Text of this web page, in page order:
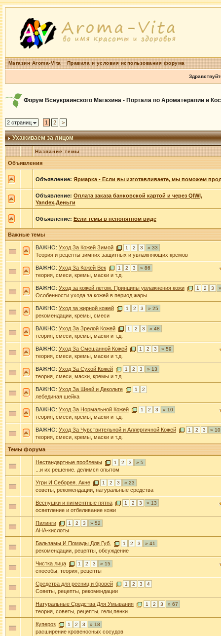
Магазин Aroma-Vita Правила и условия использования форума
Форум Всеукраинского Магазина - Портала по Ароматерапии и
2 страниц 1 2 >
Ухаживаем за лицом
Название темы
Объявления
Объявление: Ярмарка - Если вы изготавливаете, мы поможем
Объявление: Оплата заказа банковской картой и через QIWI,
Yandex.Деньги
Объявление: Если темы в непонятном виде
Важные темы
ВАЖНО: Уход За Кожей Зимой 1 2 3 » 33
Теория и рецепты зимних защитных и увлажняющих кремов
ВАЖНО: Уход За Кожей Век 1 2 3 » 86
теория, смеси, кремы, маски и т.д.
ВАЖНО: Уход за кожей летом. Принципы увлажнения кожи 1 2 3
Особенности ухода за кожей в период жары
ВАЖНО: Уход за жирной кожей 1 2 3 » 25
рекомендации, кремы, смеси
ВАЖНО: Уход За Зрелой Кожей 1 2 3 » 48
теория, смеси, кремы, маски и т.д.
ВАЖНО: Уход За Смешанной Кожей 1 2 3 » 59
теория, смеси, кремы, маски и т.д.
ВАЖНО: Уход За Сухой Кожей 1 2 3 » 13
теория, смеси, маски, кремы и т.д.
ВАЖНО: Уход За Шеей и Декольте 1 2
лебединая шейка
ВАЖНО: Уход За Нормальной Кожей 1 2 3 » 10
теория, смеси, кремы, маски и т.д.
ВАЖНО: Уход За Чувствительной и Аллергичной Кожей 1 2 3 » 10
теория, смеси, кремы, маски и т.д.
Темы форума
Нестандартные проблемы 1 2 3 » 5
...и их решение. делимся опытом
Угри И Себорея. Акне 1 2 3 » 23
советы, рекомендации, натуральные средства
Веснушки и пигментные пятна 1 2 3 » 13
осветление и отбеливание кожи
Пилинги 1 2 3 » 52
АНА-кислоты
Бальзамы И Помады Для Губ. 1 2 3 » 41
рекомендации, рецепты, обсуждение
Чистка лица 1 2 3 » 15
способы, теория, рецепты
Средства для ресниц и бровей 1 2 3 4
Советы, рецепты, рекомендации
Натуральные Средства Для Умывания 1 2 3 » 67
теория, советы, рецепты, гели,пенки
Купероз 1 2 3 » 18
расширение кровеносных сосудов